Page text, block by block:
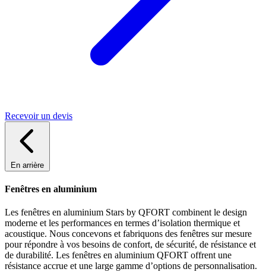
Recevoir un devis
En arrière
Fenêtres en aluminium
Les fenêtres en aluminium Stars by QFORT combinent le design
moderne et les performances en termes d’isolation thermique et
acoustique. Nous concevons et fabriquons des fenêtres sur mesure
pour répondre à vos besoins de confort, de sécurité, de résistance et
de durabilité. Les fenêtres en aluminium QFORT offrent une
résistance accrue et une large gamme d’options de personnalisation.